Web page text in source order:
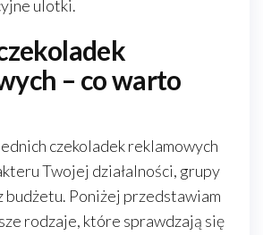
ulotki.
– co warto
czekoladek reklamowych
Twojej działalności, grupy
budżetu. Poniżej przedstawiam
rodzaje, które sprawdzają się